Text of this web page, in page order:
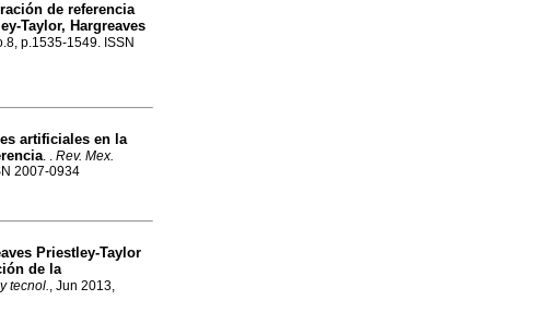
de referencia
Taylor, Hargreaves
p.1535-1549. ISSN
artificiales en la
. . Rev. Mex.
2007-0934
Priestley-Taylor
de la
tecnol., Jun 2013,